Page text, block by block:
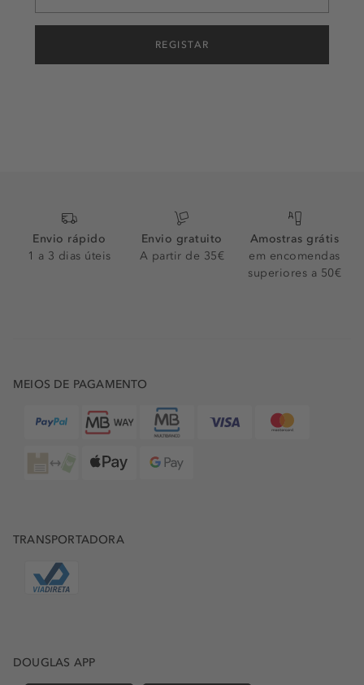
REGISTAR
Envio rápido
1 a 3 dias úteis
Envio gratuito
A partir de 35€
Amostras grátis
em encomendas
superiores a 50€
MEIOS DE PAGAMENTO
TRANSPORTADORA
DOUGLAS APP